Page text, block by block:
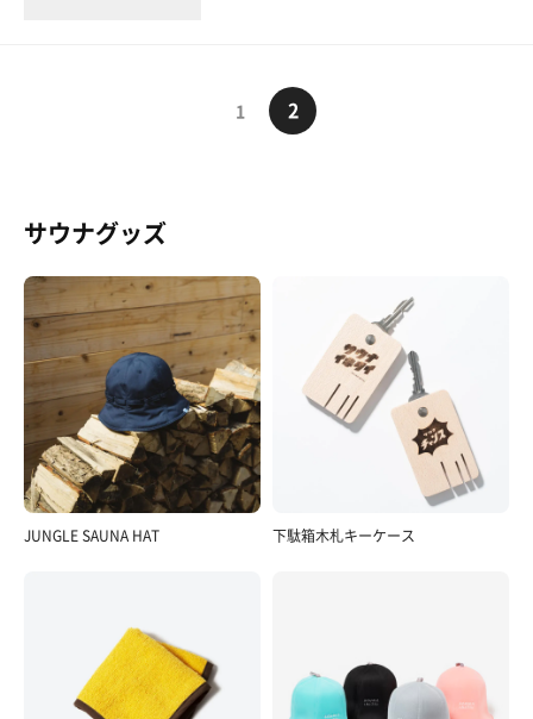
1 2
サウナグッズ
JUNGLE SAUNA HAT 下駄箱木札キーケース